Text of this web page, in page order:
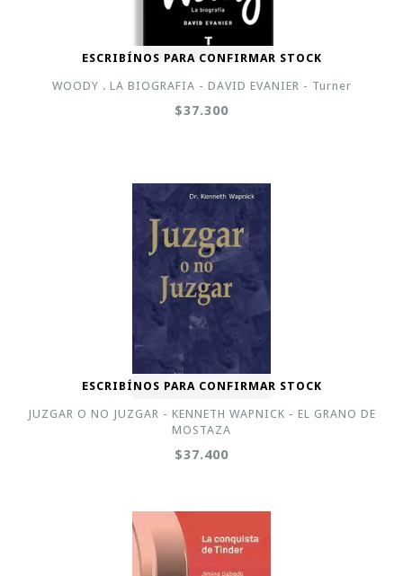
ESCRIBÍNOS PARA CONFIRMAR STOCK
WOODY . LA BIOGRAFIA - DAVID EVANIER - Turner
$37.300
ESCRIBÍNOS PARA CONFIRMAR STOCK
JUZGAR O NO JUZGAR - KENNETH WAPNICK - EL GRANO DE
MOSTAZA
$37.400